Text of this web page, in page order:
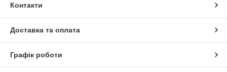
Контакти
Доставка та оплата
Графік роботи